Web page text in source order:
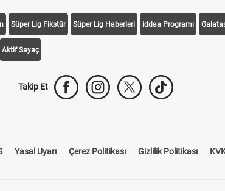
Süper Lig Fikstür Süper Lig Haberleri iddaa Programı
Aktif Sayaç
Takip Et
Yasal Uyarı Çerez Politikası Gizlilik Politikası